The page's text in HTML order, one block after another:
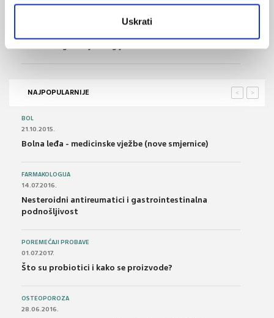
Uskrati
NAJPOPULARNIJE >
<
BOL
21.10.2015.
Bolna leđa - medicinske vježbe (nove smjernice)
FARMAKOLOGIJA
14.07.2016.
Nesteroidni antireumatici i gastrointestinalna
podnošljivost
POREMEĆAJI PROBAVE
01.07.2017.
Što su probiotici i kako se proizvode?
OSTEOPOROZA
28.06.2016.